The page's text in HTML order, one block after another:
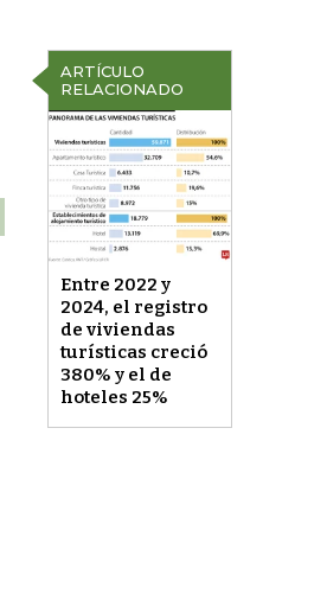
ARTÍCULO
RELACIONADO
Entre 2022 y
2024, el registro
de viviendas
turísticas creció
380% y el de
hoteles 25%